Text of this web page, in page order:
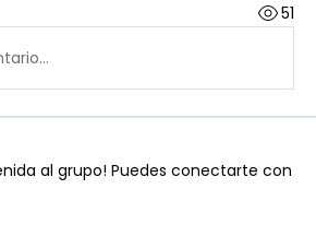
51
al grupo! Puedes conectarte con